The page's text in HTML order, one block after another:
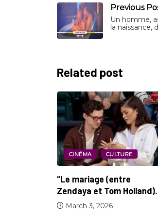
Previous
Un homme,
la naissance,
Related post
ACTIVITÉ CULTURELLE
CULTURE
Un mariage célébré lors
show de...
February 9, 2026